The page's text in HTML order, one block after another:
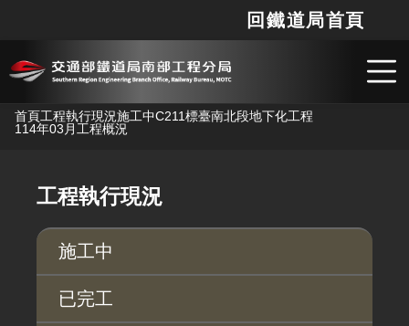
跳到主要內容
回鐵道局首頁
首頁工程執行現況施工中C211標臺南北段地下化工程
114年03月工程概況
工程執行現況
施工中
已完工